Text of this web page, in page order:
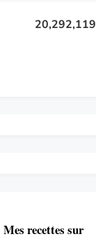
20,292,119
Mes recettes sur